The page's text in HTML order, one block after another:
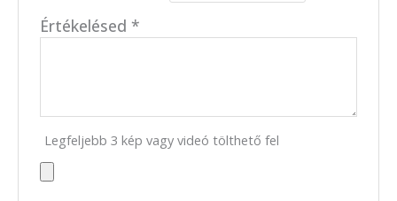
Értékelésed*
Legfeljebb 3 kép vagy videó tölthető fel